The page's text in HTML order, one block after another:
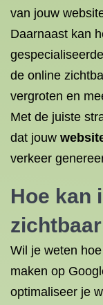
van jouw
Daarnaast kan
de online
vergroten en
Met de juiste
dat jouw
verkeer
Hoe kan
Wil je weten
maken op
optimaliseer je